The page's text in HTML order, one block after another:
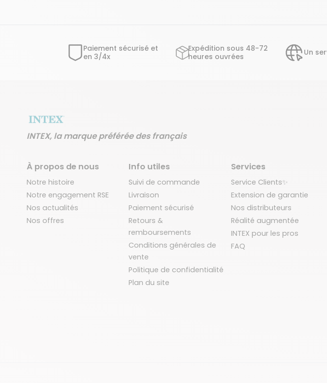
Paiement sécurisé et
en 3/4x
Expédition sous 48-72
heures ouvrées
Un
INTEX, la marque préférée des français
À propos de nous
Notre histoire
Notre engagement RSE
Nos actualités
Nos offres
Info utiles
Suivi de commande
Livraison
Paiement sécurisé
Retours &
remboursements
Conditions générales de
vente
Politique de confidentialité
Plan du site
Services
Service Clients✨
Extension de garantie
Nos distributeurs
Réalité augmentée
INTEX pour les pros
FAQ